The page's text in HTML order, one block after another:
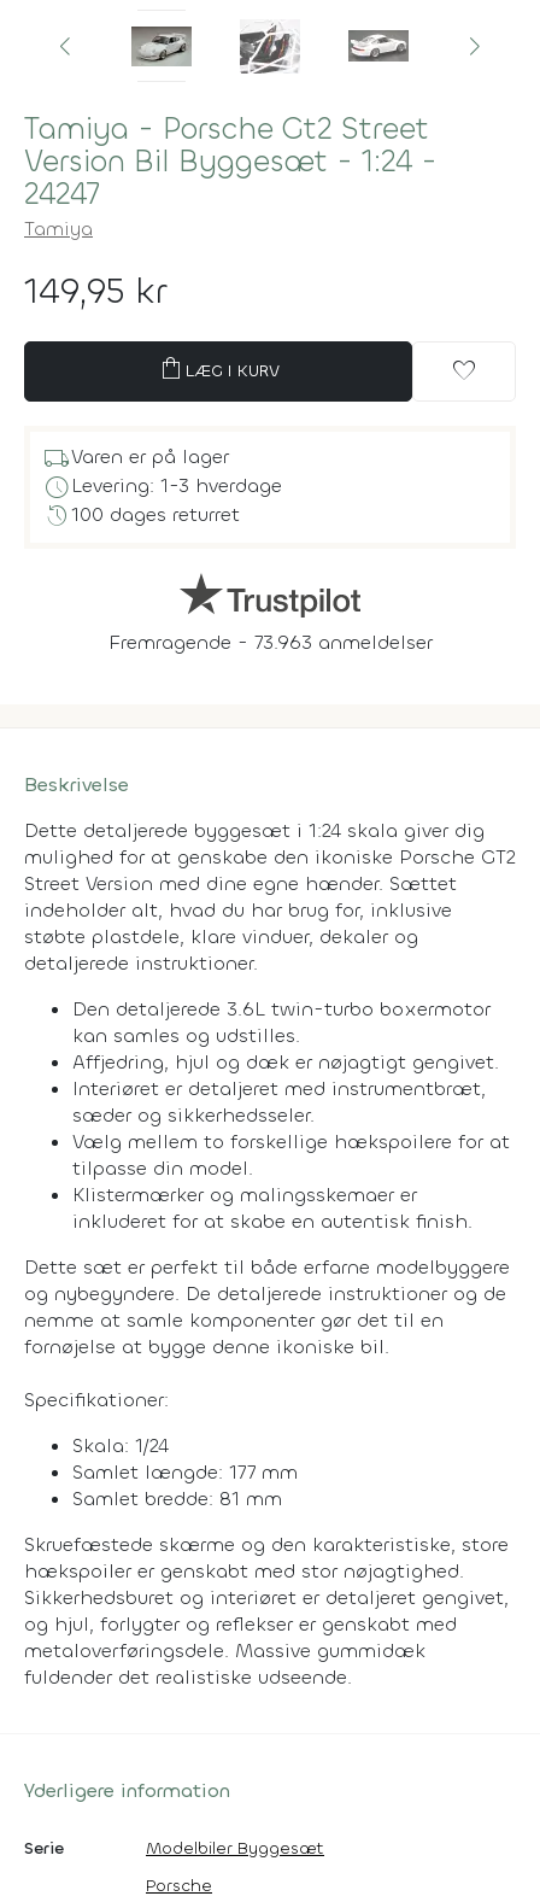
Tamiya - Porsche Gt2 Street
Version Bil Byggesæt - 1:24 -
24247
Tamiya
149,95 kr
shopping_bag LÆG I KURV favorite
local_shippingVaren er på lager
scheduleLevering: 1-3 hverdage
history100 dages returret
Fremragende - 73.963 anmeldelser
Beskrivelse
Dette detaljerede byggesæt i 1:24 skala giver dig
mulighed for at genskabe den ikoniske Porsche GT2
Street Version med dine egne hænder. Sættet
indeholder alt, hvad du har brug for, inklusive
støbte plastdele, klare vinduer, dekaler og
detaljerede instruktioner.
Den detaljerede 3.6L twin-turbo boxermotor
kan samles og udstilles.
Affjedring, hjul og dæk er nøjagtigt gengivet.
Interiøret er detaljeret med instrumentbræt,
sæder og sikkerhedsseler.
Vælg mellem to forskellige hækspoilere for at
tilpasse din model.
Klistermærker og malingsskemaer er
inkluderet for at skabe en autentisk finish.
Dette sæt er perfekt til både erfarne modelbyggere
og nybegyndere. De detaljerede instruktioner og de
nemme at samle komponenter gør det til en
fornøjelse at bygge denne ikoniske bil.
Specifikationer:
Skala: 1/24
Samlet længde: 177 mm
Samlet bredde: 81 mm
Skruefæstede skærme og den karakteristiske, store
hækspoiler er genskabt med stor nøjagtighed.
Sikkerhedsburet og interiøret er detaljeret gengivet,
og hjul, forlygter og reflekser er genskabt med
metaloverføringsdele. Massive gummidæk
fuldender det realistiske udseende.
Yderligere information
Serie
Modelbiler Byggesæt
Porsche